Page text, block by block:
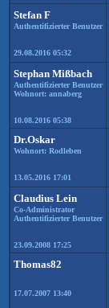
Stefan F
Authentifizierter Benutzer
29.08.2016 05:32
Stephan Mißbach
Authentifizierter Benutzer
Wohnort: annaberg
10.08.2016 05:38
Dr.Oskar
Wohnort: Rodleben
13.05.2016 17:01
Claudius Lein
Co-Administrator
Authentifizierter Benutzer
23.09.2008 17:25
Thomas82
17.07.2007 13:40